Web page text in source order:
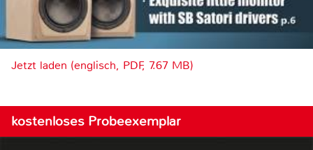
Jetzt laden (englisch, PDF, 7.67 MB)
kostenloses Probeexemplar